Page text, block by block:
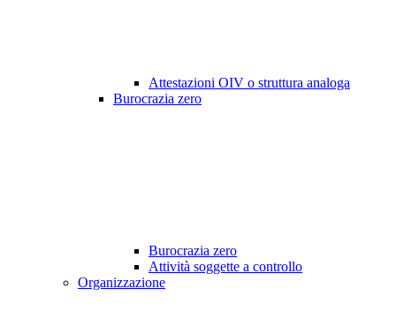
Attestazioni OIV o struttura analoga
Burocrazia zero
Burocrazia zero
Attività soggette a controllo
Organizzazione